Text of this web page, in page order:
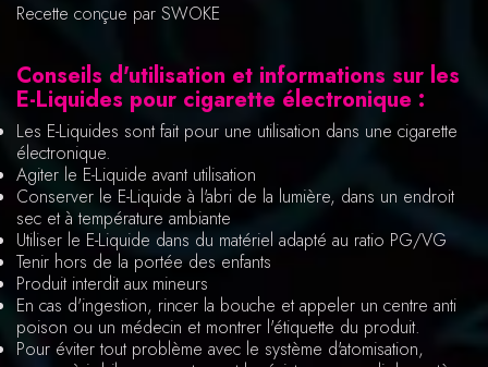
Recette conçue par SWOKE
Conseils d'utilisation et informations sur les
E-Liquides pour cigarette électronique :
Les E-Liquides sont fait pour une utilisation dans une cigarette
électronique.
Agiter le E-Liquide avant utilisation
Conserver le E-Liquide à l'abri de la lumière, dans un endroit
sec et à température ambiante
Utiliser le E-Liquide dans du matériel adapté au ratio PG/VG
Tenir hors de la portée des enfants
Produit interdit aux mineurs
En cas d'ingestion, rincer la bouche et appeler un centre anti
poison ou un médecin et montrer l'étiquette du produit.
Pour éviter tout problème avec le système d'atomisation,